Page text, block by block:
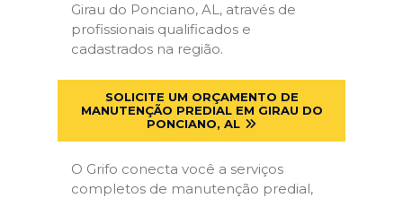
Girau do Ponciano, AL, através de
profissionais qualificados e
cadastrados na região.
SOLICITE UM ORÇAMENTO DE
MANUTENÇÃO PREDIAL EM GIRAU DO
PONCIANO, AL
O Grifo conecta você a serviços
completos de manutenção predial,